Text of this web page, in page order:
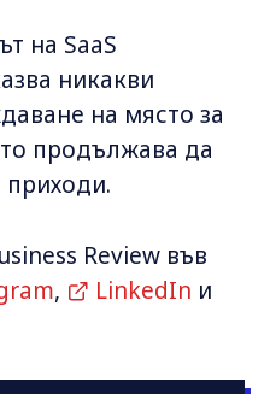
на SaaS
никакви
на място за
продължава да
приходи.
Review във
, LinkedIn и